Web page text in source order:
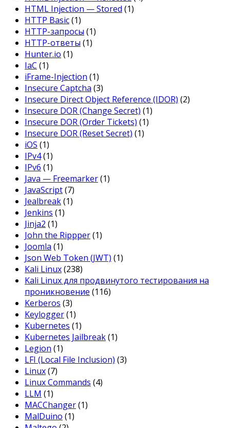
HTML Injection — Stored (1)
HTTP Basic(1)
HTTP-запросы (1)
HTTP-ответы (1)
Hunter.io (1)
IaC (1)
iFrame-Injection (1)
Insecure Captcha (3)
Insecure Direct Object Reference (IDOR) (2)
Insecure DOR (Change Secret) (1)
Insecure DOR (Order Tickets) (1)
Insecure DOR (Reset Secret) (1)
iOS (1)
IPv4(1)
IPv6 (1)
Java — Freemarker(1)
JavaScript(7)
Jealbreak(1)
Jenkins (1)
Jinja2 (1)
John the Rippper(1)
Joomla (1)
Json Web Token (JWT) (1)
Kali Linux(238)
Kali Linux для продвинутого тестирования на
проникновение (116)
Kerberos (3)
Keylogger(1)
Kubernetes (1)
Kubernetes Jailbreak(1)
Legion (1)
LFI (Local File Inclusion) (3)
Linux(7)
Linux Commands (4)
LLM (1)
MACChanger(1)
MalDuino (1)